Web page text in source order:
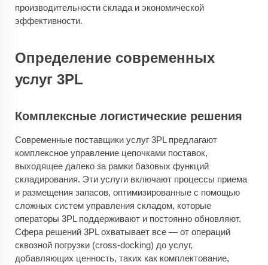
производительности склада и экономической
эффективности.
Определение современных
услуг 3PL
Комплексные логистические решения
Современные поставщики услуг 3PL предлагают
комплексное управление цепочками поставок,
выходящее далеко за рамки базовых функций
складирования. Эти услуги включают процессы приема
и размещения запасов, оптимизированные с помощью
сложных систем управления складом, которые
операторы 3PL поддерживают и постоянно обновляют.
Сфера решений 3PL охватывает все — от операций
сквозной погрузки (cross-docking) до услуг,
добавляющих ценность, таких как комплектование,